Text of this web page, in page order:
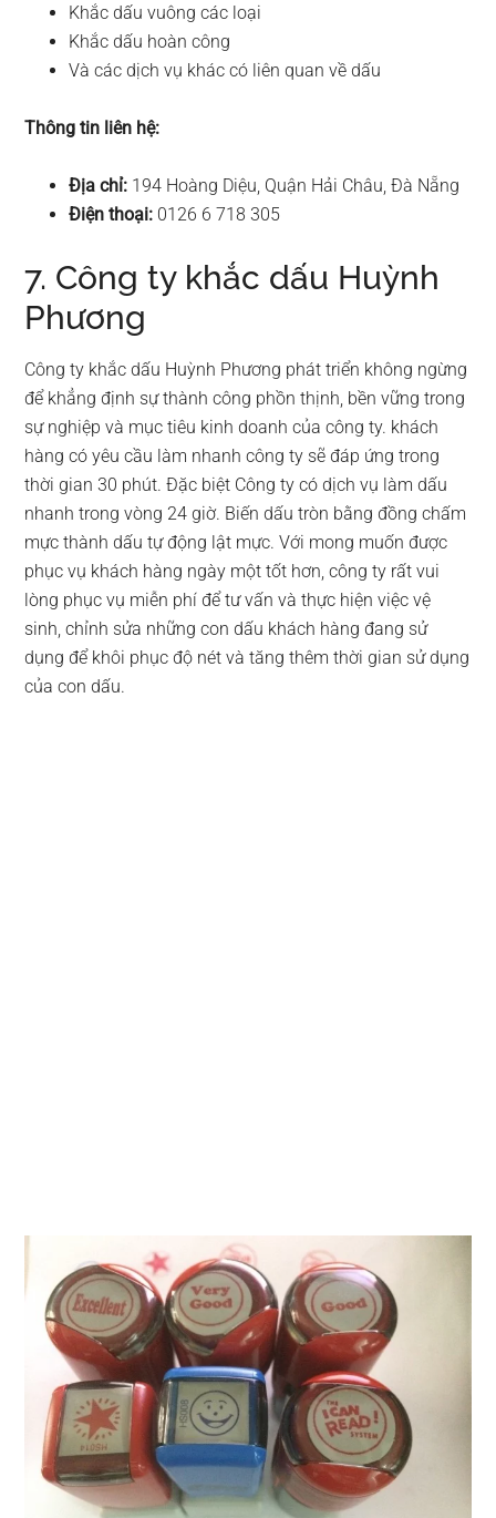
Khắc dấu vuông các loại
Khắc dấu hoàn công
Và các dịch vụ khác có liên quan về dấu
Thông tin liên hệ:
Địa chỉ: 194 Hoàng Diệu, Quận Hải Châu, Đà Nẵng
Điện thoại: 0126 6 718 305
7. Công ty khắc dấu Huỳnh
Phương
Công ty khắc dấu Huỳnh Phương phát triển không ngừng
để khẳng định sự thành công phồn thịnh, bền vững trong
sự nghiệp và mục tiêu kinh doanh của công ty. khách
hàng có yêu cầu làm nhanh công ty sẽ đáp ứng trong
thời gian 30 phút. Đặc biệt Công ty có dịch vụ làm dấu
nhanh trong vòng 24 giờ. Biến dấu tròn bằng đồng chấm
mực thành dấu tự động lật mực. Với mong muốn được
phục vụ khách hàng ngày một tốt hơn, công ty rất vui
lòng phục vụ miễn phí để tư vấn và thực hiện việc vệ
sinh, chỉnh sửa những con dấu khách hàng đang sử
dụng để khôi phục độ nét và tăng thêm thời gian sử dụng
của con dấu.